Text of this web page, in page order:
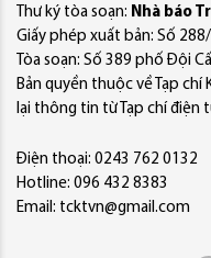
Thư ký tòa soạn: Nhà báo
Giấy phép xuất bản: Số
Tòa soạn: Số 389 phố Đội
Bản quyền thuộc về Tạp chí
lại thông tin từ Tạp chí điện
Điện thoại: 0243 762 0132
Hotline: 096 432 8383
Email: tcktvn@gmail.com